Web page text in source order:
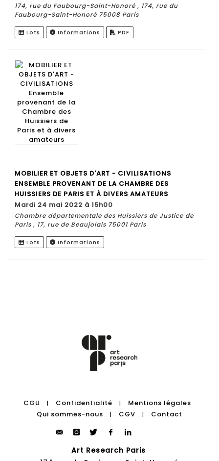
174, rue du Faubourg-Saint-Honoré , 174, rue du
Faubourg-Saint-Honoré 75008 Paris
Lots Informations PDF
MOBILIER ET OBJETS D'ART - CIVILISATIONS
ENSEMBLE PROVENANT DE LA CHAMBRE DES
HUISSIERS DE PARIS ET À DIVERS AMATEURS
mardi 24 mai 2022 à 15h00
Chambre départementale des Huissiers de Justice de
Paris , 17, rue de Beaujolais 75001 Paris
Lots Informations
CGU | Confidentialité |
Mentions légales
Qui sommes-nous
| CGV | Contact
Art Research Paris